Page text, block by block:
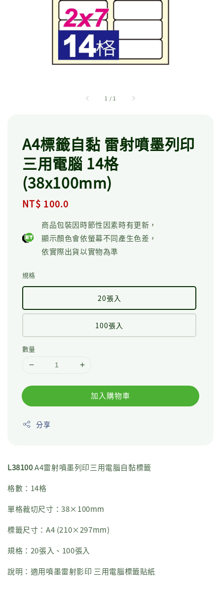
1 / 1
A4標籤自黏 雷射噴墨列印
三用電腦 14格
(38x100mm)
Regular
NT$ 100.0
商品包裝因時節性因素時有更新，
顯示顏色會依螢幕不同產生色差，
依實際出貨以實物為準
規格
20張入
100張入
數量
加入購物車
分享
L38100A4雷射噴墨列印三用電腦自黏標籤
格數：14格
單格裁切尺寸：38×100mm
標籤尺寸：A4 (210×297mm)
規格：20張入、100張入
說明：適用噴墨雷射影印 三用電腦標籤貼紙